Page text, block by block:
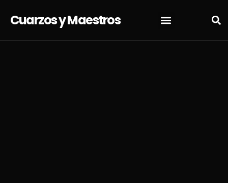
Cuarzos y Maestros